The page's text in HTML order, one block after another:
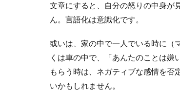
文章にすると、自分の怒りの中身が
ん。言語化は意識化です。
或いは、家の中で一人でいる時に（
くは車の中で、「あんたのことは
もらう時は、ネガティブな感情を否
いかもしれません。